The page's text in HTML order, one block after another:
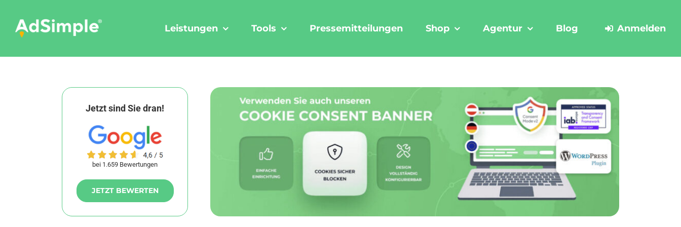
content
Leistungen Tools Pressemitteilungen Shop Agentur Blog Anmelden
Jetzt sind Sie dran!
bei 1.659 Bewertungen
JETZT BEWERTEN